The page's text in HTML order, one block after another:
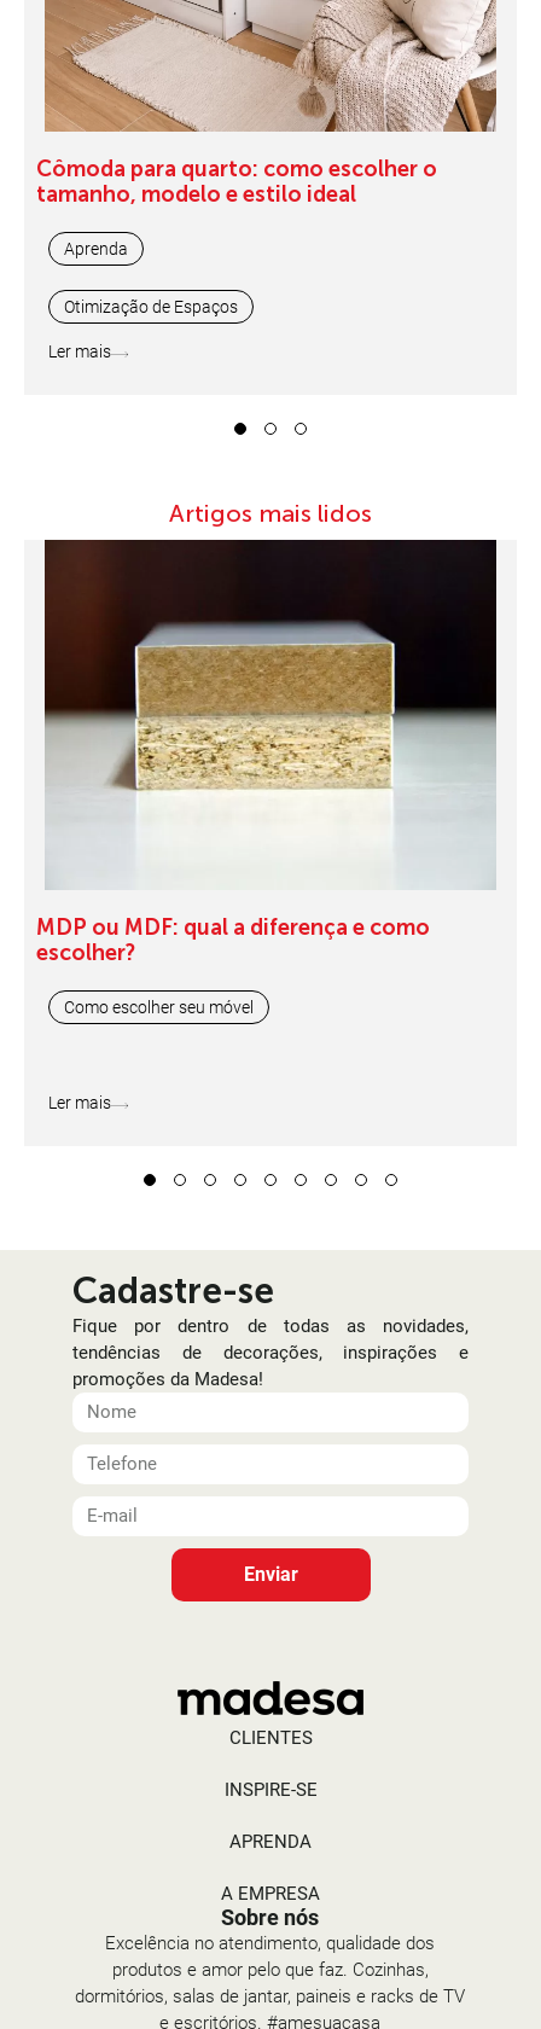
Cômoda para quarto: como escolher o
tamanho, modelo e estilo ideal
Aprenda
Otimização de Espaços
Ler mais
3
Artigos mais lidos
MDP ou MDF: qual a diferença e como
escolher?
Como escolher seu móvel
Ler mais
3 4 5 6 7 8 9
Cadastre-se
Fique por dentro de todas as novidades,
tendências de decorações, inspirações e
promoções da Madesa!
Enviar
CLIENTES
INSPIRE-SE
APRENDA
A EMPRESA
Sobre nós
Excelência no atendimento, qualidade dos
produtos e amor pelo que faz. Cozinhas,
dormitórios, salas de jantar, paineis e racks de TV
e escritórios. #amesuacasa